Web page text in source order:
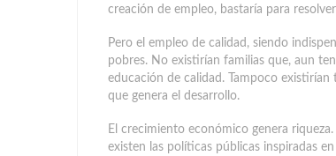
creación de empleo, bastaría para
Pero el empleo de calidad, siendo
pobres. No existirían familias que, aun
educación de calidad. Tampoco
que genera el desarrollo.
El crecimiento económico genera
existen las políticas públicas inspiradas